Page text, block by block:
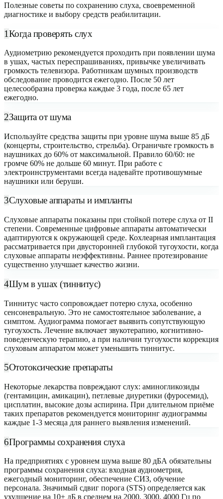
Полезные советы по сохранению слуха, своевременной
диагностике и выбору средств реабилитации.
1Когда проверять слух
Аудиометрию рекомендуется проходить при появлении шума
в ушах, частых переспрашиваниях, привычке увеличивать
громкость телевизора. Работникам шумных производств
обследование проводится ежегодно. После 50 лет
целесообразна проверка каждые 3 года, после 65 лет
ежегодно.
2Защита от шума
Используйте средства защиты при уровне шума выше 85 дБ
(концерты, строительство, стрельба). Ограничьте громкость в
наушниках до 60% от максимальной. Правило 60/60: не
громче 60% не дольше 60 минут. При работе с
электроинструментами всегда надевайте противошумные
наушники или беруши.
3Слуховые аппараты и импланты
Слуховые аппараты показаны при стойкой потере слуха от II
степени. Современные цифровые аппараты автоматически
адаптируются к окружающей среде. Кохлеарная имплантация
рассматривается при двусторонней глубокой тугоухости, когда
слуховые аппараты неэффективны. Раннее протезирование
существенно улучшает качество жизни.
4Шум в ушах (тиннитус)
Тиннитус часто сопровождает потерю слуха, особенно
сенсоневральную. Это не самостоятельное заболевание, а
симптом. Аудиограмма помогает выявить сопутствующую
тугоухость. Лечение включает звукотерапию, когнитивно-
поведенческую терапию, а при наличии тугоухости коррекция
слуховым аппаратом может уменьшить тиннитус.
5Ототоксические препараты
Некоторые лекарства повреждают слух: аминогликозиды
(гентамицин, амикацин), петлевые диуретики (фуросемид),
цисплатин, высокие дозы аспирина. При длительном приёме
таких препаратов рекомендуется мониторинг аудиограммы
каждые 1-3 месяца для раннего выявления изменений.
6Программы сохранения слуха
На предприятиях с уровнем шума выше 80 дБА обязательны
программы сохранения слуха: входная аудиометрия,
ежегодный мониторинг, обеспечение СИЗ, обучение
персонала. Значимый сдвиг порога (STS) определяется как
ухудшение на 10+ дБ в среднем на 2000, 3000, 4000 Гц по